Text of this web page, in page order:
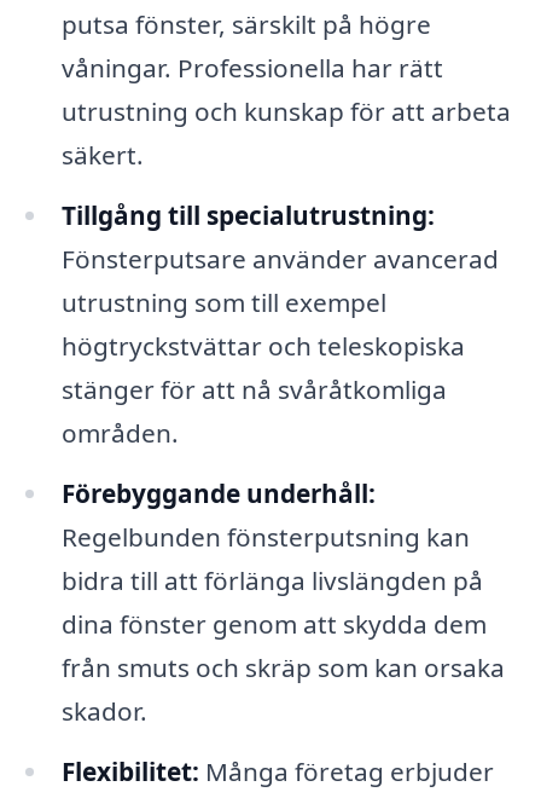
putsa fönster, särskilt på högre
våningar. Professionella har rätt
utrustning och kunskap för att arbeta
säkert.
Tillgång till specialutrustning:
Fönsterputsare använder avancerad
utrustning som till exempel
högtryckstvättar och teleskopiska
stänger för att nå svåråtkomliga
områden.
Förebyggande underhåll:
Regelbunden fönsterputsning kan
bidra till att förlänga livslängden på
dina fönster genom att skydda dem
från smuts och skräp som kan orsaka
skador.
Flexibilitet: Många företag erbjuder